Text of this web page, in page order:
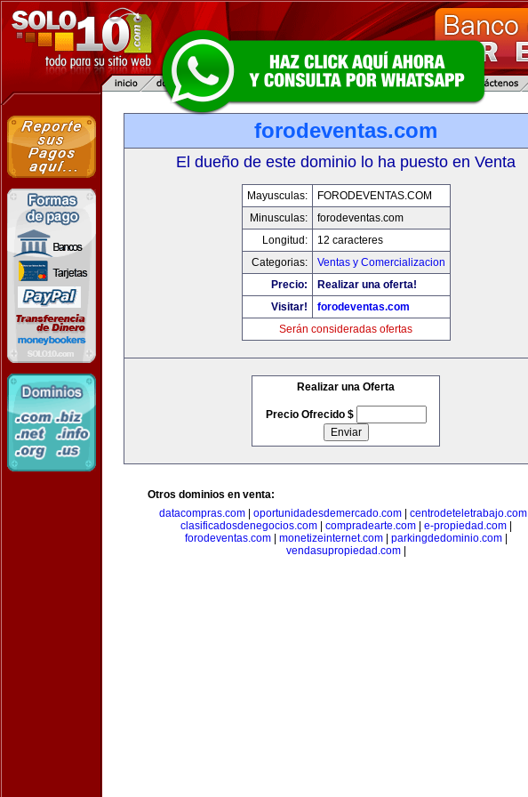
forodeventas.com
El dueño de este dominio lo ha puesto en Venta
Mayusculas:
FORODEVENTAS.COM
Minusculas:
forodeventas.com
Longitud:
12 caracteres
Categorias:
Ventas y Comercializacion
Precio:
Realizar una oferta!
Visitar!
forodeventas.com
Serán consideradas ofertas
Realizar una Oferta
Precio Ofrecido $
Otros dominios en venta:
datacompras.com
oportunidadesdemercado.com centrodeteletrabajo.com
clasificadosdenegocios.com| compradearte.com| e-propiedad.com|
forodeventas.com| monetizeinternet.com| parkingdedominio.com|
vendasupropiedad.com|